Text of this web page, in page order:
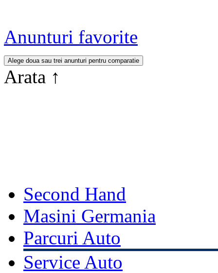
Anunturi favorite
Arata ↑
Second Hand
Masini Germania
Parcuri Auto
Service Auto